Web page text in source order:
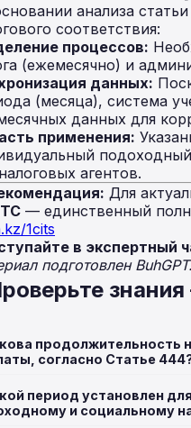
анализа
соответствия:
процессов:
(ежемесячно) и
данных:
(месяца), система
данных для
применения:
агентов.
Для
— единственный
1cits
в экспертный
подготовлен
продолжительность
согласно Статье
период установлен
и социальному